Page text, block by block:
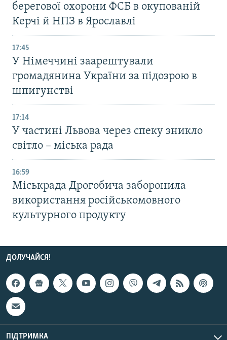
берегової охорони ФСБ в окупованій
Керчі й НПЗ в Ярославлі
17:45
У Німеччині заарештували
громадянина України за підозрою в
шпигунстві
17:14
У частині Львова через спеку зникло
світло – міська рада
16:59
Міськрада Дрогобича заборонила
використання російськомовного
культурного продукту
ДОЛУЧАЙСЯ!
ПІДТРИМКА